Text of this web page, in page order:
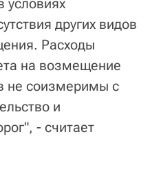
условиях
других видов
Расходы
на возмещение
не соизмеримы с
и
- считает